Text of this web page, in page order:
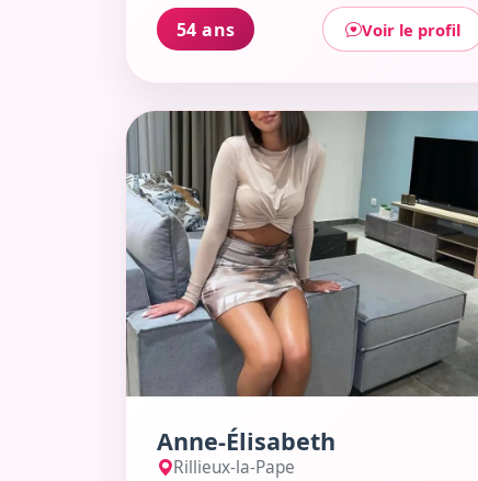
amoureuse de l’art et du rock, j’aime
partager un verre, une balade au marché
ou un fou rire devant un spectacle. À la
recherche d’un homme chaleureux qui
saura apprécier mon côté piquant et ma
tendresse.
54 ans Voir le profil
Voir le profil de Anne-Élisabeth
Anne-Élisabeth
Rillieux-la-Pape